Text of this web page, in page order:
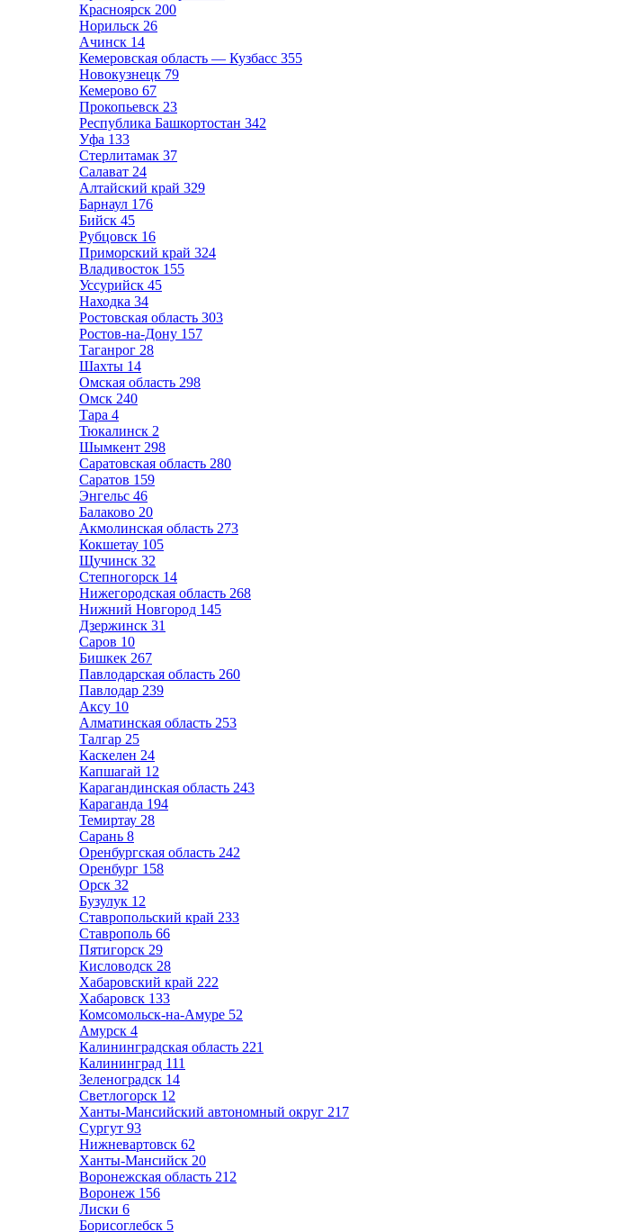
Красноярск 200
Норильск 26
Ачинск 14
Кемеровская область — Кузбасс 355
Новокузнецк 79
Кемерово 67
Прокопьевск 23
Республика Башкортостан 342
Уфа 133
Стерлитамак 37
Салават 24
Алтайский край 329
Барнаул 176
Бийск 45
Рубцовск 16
Приморский край 324
Владивосток 155
Уссурийск 45
Находка 34
Ростовская область 303
Ростов-на-Дону 157
Таганрог 28
Шахты 14
Омская область 298
Омск 240
Тара 4
Тюкалинск 2
Шымкент 298
Саратовская область 280
Саратов 159
Энгельс 46
Балаково 20
Акмолинская область 273
Кокшетау 105
Щучинск 32
Степногорск 14
Нижегородская область 268
Нижний Новгород 145
Дзержинск 31
Саров 10
Бишкек 267
Павлодарская область 260
Павлодар 239
Аксу 10
Алматинская область 253
Талгар 25
Каскелен 24
Капшагай 12
Карагандинская область 243
Караганда 194
Темиртау 28
Сарань 8
Оренбургская область 242
Оренбург 158
Орск 32
Бузулук 12
Ставропольский край 233
Ставрополь 66
Пятигорск 29
Кисловодск 28
Хабаровский край 222
Хабаровск 133
Комсомольск-на-Амуре 52
Амурск 4
Калининградская область 221
Калининград 111
Зеленоградск 14
Светлогорск 12
Ханты-Мансийский автономный округ 217
Сургут 93
Нижневартовск 62
Ханты-Мансийск 20
Воронежская область 212
Воронеж 156
Лиски 6
Борисоглебск 5